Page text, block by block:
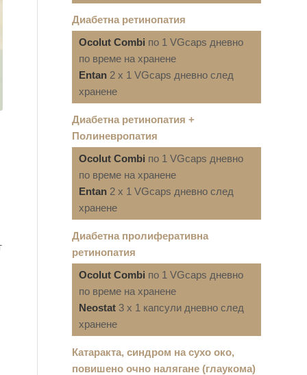
Диабетна ретинопатия
Ocolut Combi по 1 VGcaps дневно
по време на хранене
Entan 2 x 1 VGcaps дневно след
хранене
Диабетна ретинопатия +
Полиневропатия
Ocolut Combi по 1 VGcaps дневно
по време на хранене
Entan 2 x 1 VGcaps дневно след
хранене
Диабетна пролиферативна
ретинопатия
Ocolut Combi по 1 VGcaps дневно
по време на хранене
Neostat 3 x 1 капсули дневно след
хранене
Катаракта, синдром на сухо око,
повишено очно налягане (глаукома)